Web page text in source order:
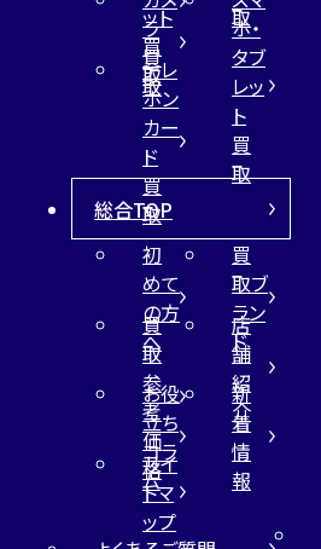
ット
買
取
取
ラ
買
取
ホ・
タブ
レッ
ト
買
取
テレ
ホン
カー
ド
買
取
総合TOP
初
めて
の方
へ
買
取ブ
ラン
ド
買
取
参
考
価
格
店
舗
紹
介
お役
立ち
コラ
ム
新
着
情
報
サイ
トマ
ップ